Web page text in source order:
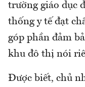
trường giáo dục
thống y tế đạt
góp phần đảm
khu đô thị nói
Được biết, chủ